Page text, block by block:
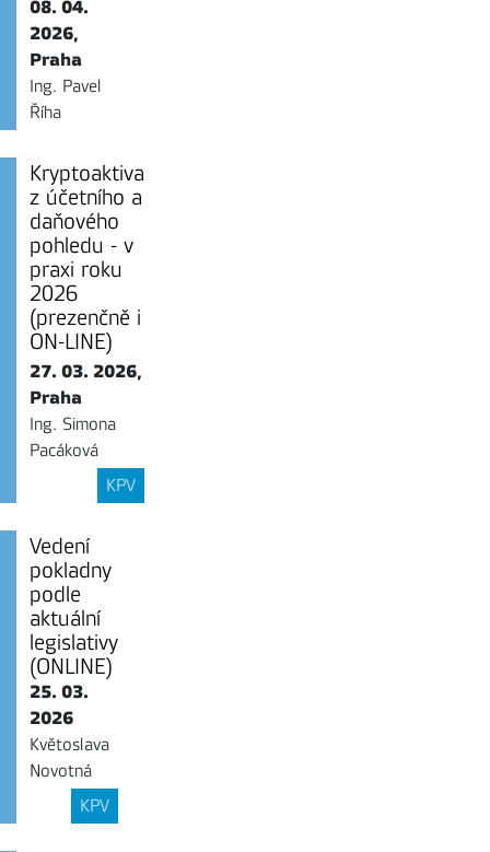
08. 04.
2026,
Praha
Ing. Pavel
Říha
Kryptoaktiva
z účetního a
daňového
pohledu - v
praxi roku
2026
(prezenčně i
ON-LINE)
27. 03. 2026,
Praha
Ing. Simona
Pacáková
KPV
Vedení
pokladny
podle
aktuální
legislativy
(ONLINE)
25. 03.
2026
Květoslava
Novotná
KPV